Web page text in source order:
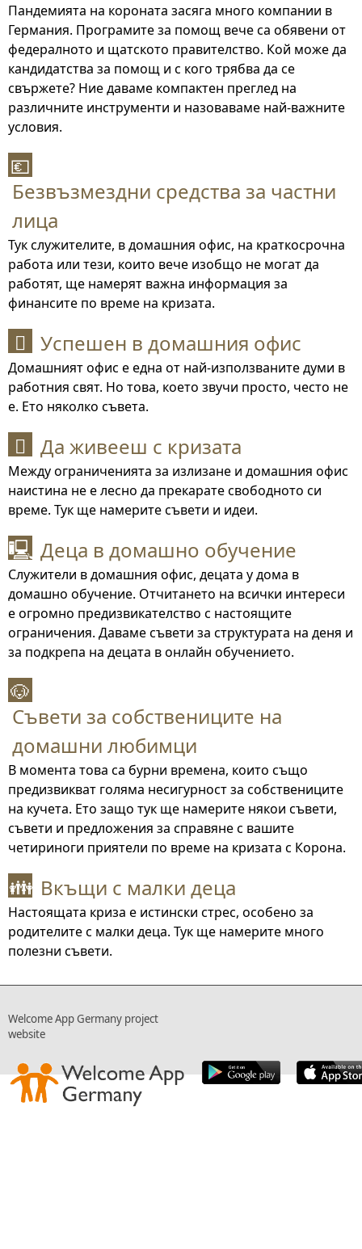
Пандемията на короната засяга много компании в
Германия. Програмите за помощ вече са обявени от
федералното и щатското правителство. Кой може да
кандидатства за помощ и с кого трябва да се
свържете? Ние даваме компактен преглед на
различните инструменти и назоваваме най-важните
условия.
💶
Безвъзмездни средства за частни
лица
Тук служителите, в домашния офис, на краткосрочна
работа или тези, които вече изобщо не могат да
работят, ще намерят важна информация за
финансите по време на кризата.
 Успешен в домашния офис
Домашният офис е една от най-използваните думи в
работния свят. Но това, което звучи просто, често не
е. Ето няколко съвета.
 Да живееш с кризата
Между ограниченията за излизане и домашния офис
наистина не е лесно да прекарате свободното си
време. Тук ще намерите съвети и идеи.
🖳 Деца в домашно обучение
Служители в домашния офис, децата у дома в
домашно обучение. Отчитането на всички интереси
е огромно предизвикателство с настоящите
ограничения. Даваме съвети за структурата на деня и
за подкрепа на децата в онлайн обучението.
🐶
Съвети за собствениците на
домашни любимци
В момента това са бурни времена, които също
предизвикват голяма несигурност за собствениците
на кучета. Ето защо тук ще намерите някои съвети,
съвети и предложения за справяне с вашите
четириноги приятели по време на кризата с Корона.
👪 Вкъщи с малки деца
Настоящата криза е истински стрес, особено за
родителите с малки деца. Тук ще намерите много
полезни съвети.
Welcome App Germany project
website